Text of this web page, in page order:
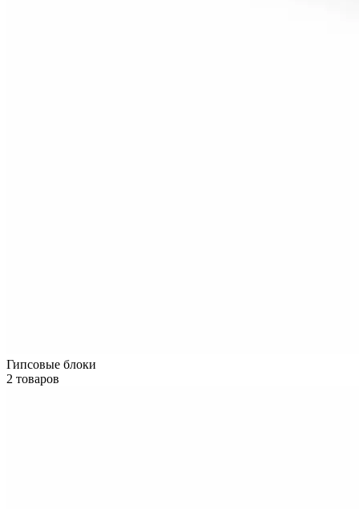
Гипсовые блоки
2 товаров